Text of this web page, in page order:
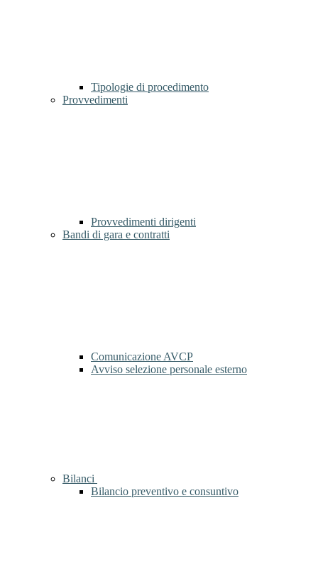
Tipologie di procedimento
Provvedimenti
Provvedimenti dirigenti
Bandi di gara e contratti
Comunicazione AVCP
Avviso selezione personale esterno
Bilanci
Bilancio preventivo e consuntivo